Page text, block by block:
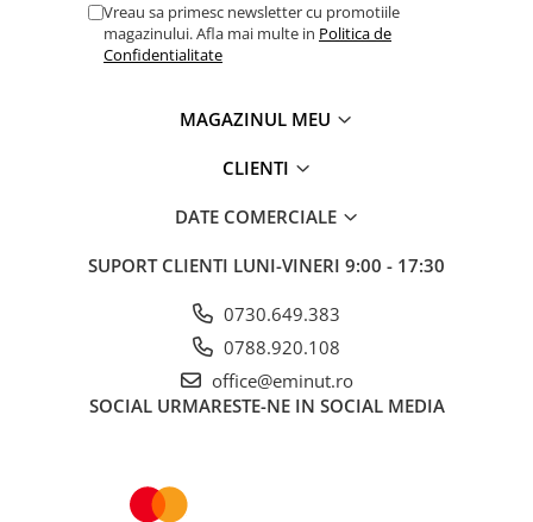
Vreau sa primesc newsletter cu promotiile
magazinului. Afla mai multe in Politica de
Confidentialitate
MAGAZINUL MEU
CLIENTI
DATE COMERCIALE
SUPORT CLIENTI LUNI-VINERI 9:00 - 17:30
0730.649.383
0788.920.108
office@eminut.ro
SOCIAL URMARESTE-NE IN SOCIAL MEDIA